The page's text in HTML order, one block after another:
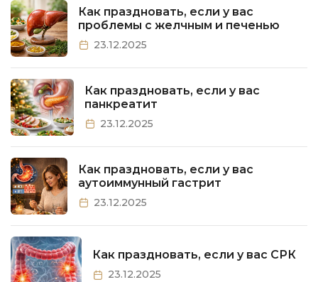
Как праздновать, если у вас
проблемы с желчным и печенью
23.12.2025
Как праздновать, если у вас
панкреатит
23.12.2025
Как праздновать, если у вас
аутоиммунный гастрит
23.12.2025
Как праздновать, если у вас СРК
23.12.2025